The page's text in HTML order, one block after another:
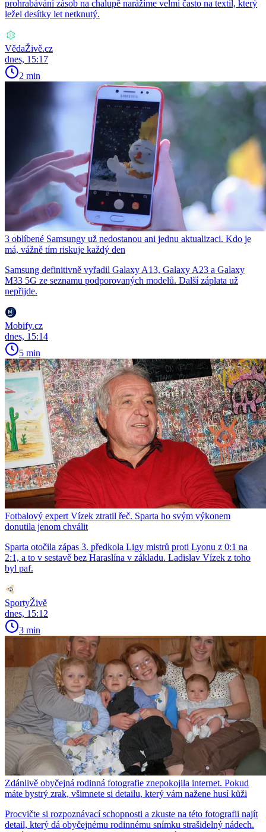
prohrabávání zásob na chalupě narážíme velmi často na textil, který
ležel desítky let netknutý.
VědaŽivě.cz
dnes, 15:17
2 min
3 oblíbené Samsungy už nedostanou ani jednu aktualizaci. Kdo je
má, vážně tím riskuje každý den
Samsung definitivně vyřadil Galaxy A13, Galaxy A23 a Galaxy
M33 5G ze seznamu podporovaných modelů. Další záplata už
nepřijde.
Mobify.cz
dnes, 15:14
5 min
Fotbalový expert Vízek ztratil řeč. Sparta ho svým výkonem
donutila jenom chválit
Sparta otočila zápas 3. předkola Ligy mistrů proti Lyonu z 0:1 na
2:1, a to v sestavě bez Haraslína v základu. Ladislav Vízek z toho
byl paf.
SportyŽivě
dnes, 15:12
3 min
Zdánlivě obyčejná rodinná fotografie znepokojila internet. Pokud
máte bystrý zrak, všimnete si detailu, který vám nažene husí kůži
Procvičte si rozpoznávací schopnosti a zkuste na této fotografii najít
detail, který dá obyčejnému rodinnému snímku strašidelný nádech.